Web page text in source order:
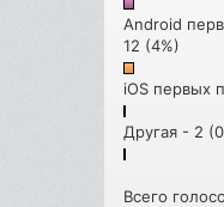
Android
12 (4%)
iOS первых
Другая - 2
Всего